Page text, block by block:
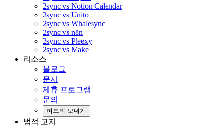
2sync vs Notion Calendar
2sync vs Unito
2sync vs Whalesync
2sync vs n8n
2sync vs Pleexy
2sync vs Make
리소스
블로그
문서
제휴 프로그램
문의
피드백 보내기
법적 고지